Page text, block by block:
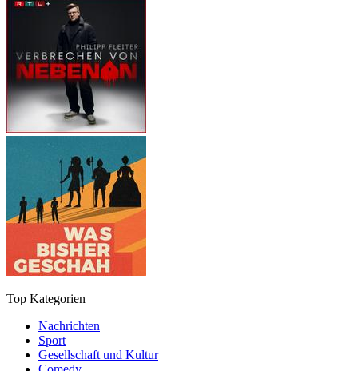
Top Kategorien
Nachrichten
Sport
Gesellschaft und Kultur